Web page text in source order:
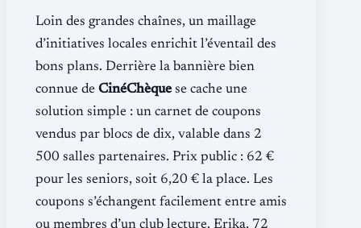
Loin des grandes chaînes, un maillage
d’initiatives locales enrichit l’éventail des
bons plans. Derrière la bannière bien
connue de CinéChèque se cache une
solution simple : un carnet de coupons
vendus par blocs de dix, valable dans 2
500 salles partenaires. Prix public : 62 €
pour les seniors, soit 6,20 € la place. Les
coupons s’échangent facilement entre amis